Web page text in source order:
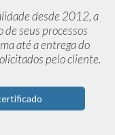
desde 2012,a
seus processos
até a entrega do
pelo cliente.